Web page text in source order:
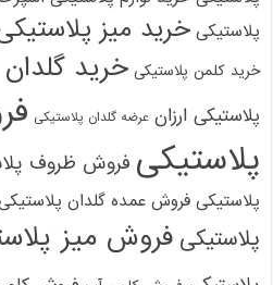
پلاستیکی خرید میز
خرید کلمن پلاستیکی خرید
پلاستیکی ارزان عرضه گلدان پلاستیکی
پلاستیکی فروش ظروف
پلاستیکی فروش عمده گلدان
پلاستیکی فروش میز